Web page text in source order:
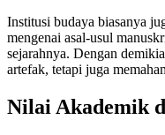
Institusi budaya biasanya
mengenai asal-usul
sejarahnya. Dengan
artefak, tetapi juga
Nilai Akademik